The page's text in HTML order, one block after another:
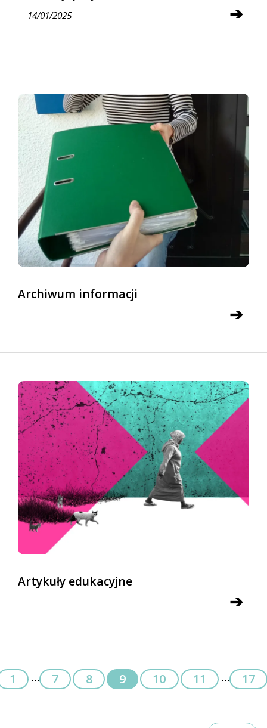
➔
14/01/2025
Archiwum informacji
➔
Artykuły edukacyjne
➔
1 ... 7 8 9 10 11 ... 17